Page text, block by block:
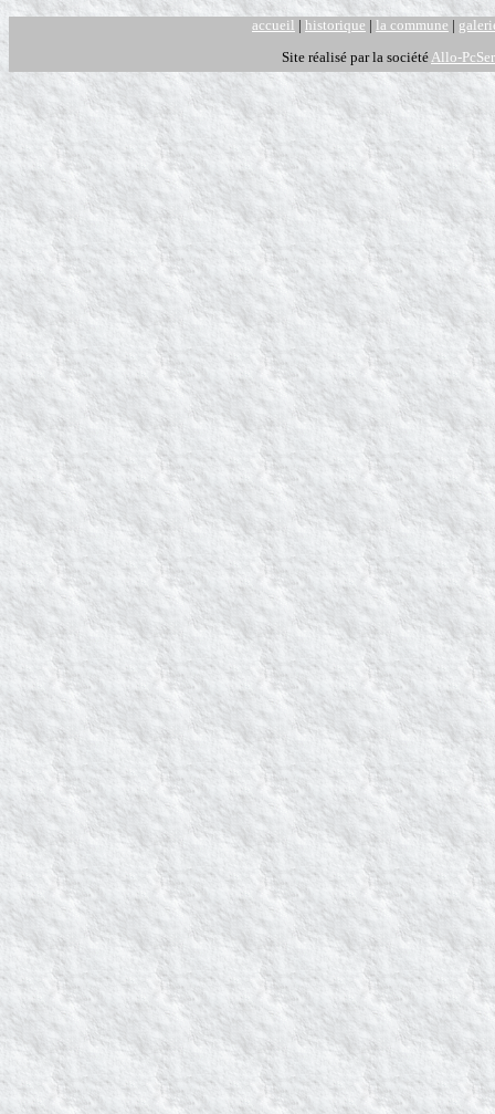
accueil | historique | la commune |
Site réalisé par la société Allo-